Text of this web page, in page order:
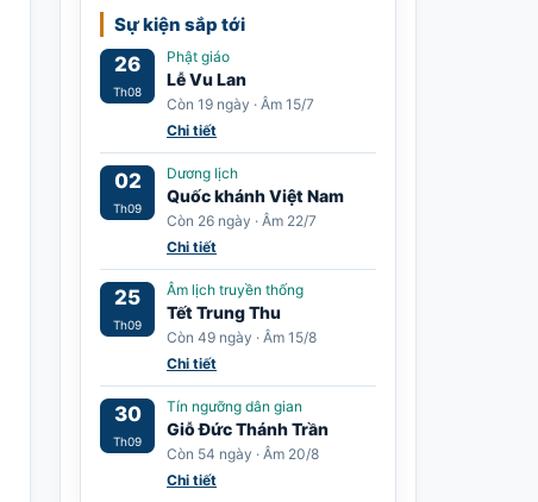
Sự kiện sắp tới
26
Th08
Phật giáo
Lễ Vu Lan
Còn 19 ngày · Âm 15/7
Chi tiết
02
Th09
Dương lịch
Quốc khánh Việt Nam
Còn 26 ngày · Âm 22/7
Chi tiết
25
Th09
Âm lịch truyền thống
Tết Trung Thu
Còn 49 ngày · Âm 15/8
Chi tiết
30
Th09
Tín ngưỡng dân gian
Giỗ Đức Thánh Trần
Còn 54 ngày · Âm 20/8
Chi tiết